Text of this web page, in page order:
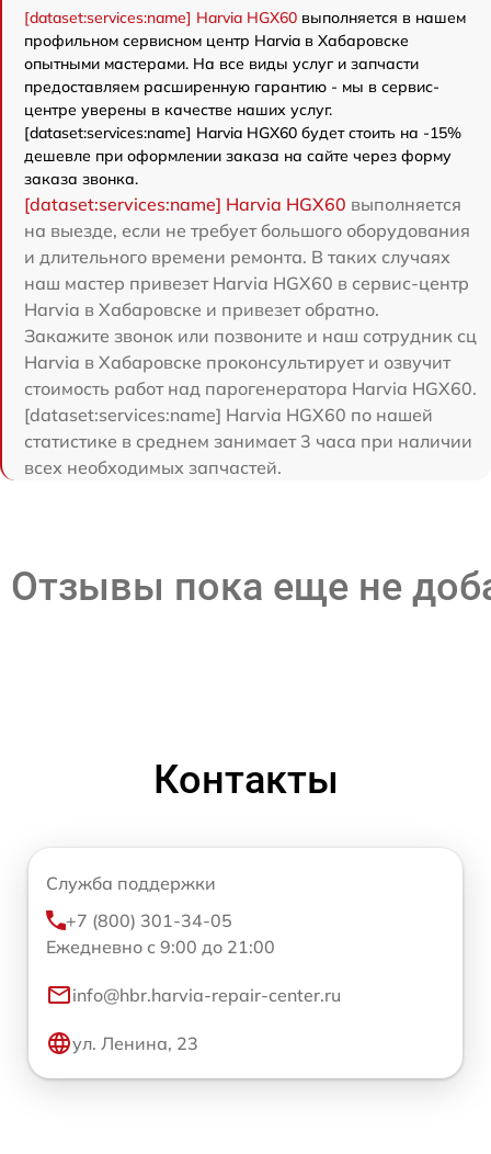
[dataset:services:name] Harvia HGX60 выполняется в нашем
профильном сервисном центр Harvia в Хабаровске
опытными мастерами. На все виды услуг и запчасти
предоставляем расширенную гарантию - мы в сервис-
центре уверены в качестве наших услуг.
[dataset:services:name] Harvia HGX60 будет стоить на -15%
дешевле при оформлении заказа на сайте через форму
заказа звонка.
[dataset:services:name] Harvia HGX60 выполняется
на выезде, если не требует большого оборудования
и длительного времени ремонта. В таких случаях
наш мастер привезет Harvia HGX60 в сервис-центр
Harvia в Хабаровске и привезет обратно.
Закажите звонок или позвоните и наш сотрудник сц
Harvia в Хабаровске проконсультирует и озвучит
стоимость работ над парогенератора Harvia HGX60.
[dataset:services:name] Harvia HGX60 по нашей
статистике в среднем занимает 3 часа при наличии
всех необходимых запчастей.
Отзывы пока еще не
Контакты
Служба поддержки
+7 (800) 301-34-05
Ежедневно с 9:00 до 21:00
info@hbr.harvia-repair-center.ru
ул. Ленина, 23